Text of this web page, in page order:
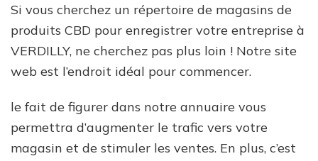
Si vous cherchez un répertoire de magasins de
produits CBD pour enregistrer votre entreprise à
VERDILLY, ne cherchez pas plus loin ! Notre site
web est l’endroit idéal pour commencer.
le fait de figurer dans notre annuaire vous
permettra d’augmenter le trafic vers votre
magasin et de stimuler les ventes. En plus, c’est